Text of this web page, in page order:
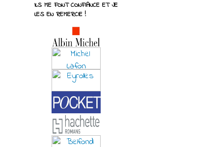
ILS ME FONT CONFIANCE ET JE
LES EN REMERCIE !